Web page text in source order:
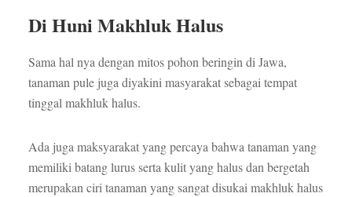
Di Huni Makhluk Halus
Sama hal nya dengan mitos pohon beringin di Jawa,
tanaman pule juga diyakini masyarakat sebagai tempat
tinggal makhluk halus.
Ada juga maksyarakat yang percaya bahwa tanaman yang
memiliki batang lurus serta kulit yang halus dan bergetah
merupakan ciri tanaman yang sangat disukai makhluk halus